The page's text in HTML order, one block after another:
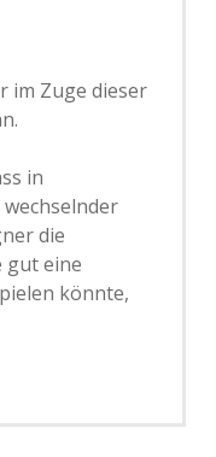
im Zuge dieser
in
die
gut eine
könnte,